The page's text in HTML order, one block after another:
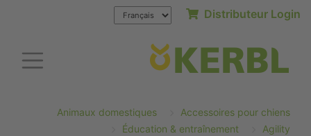
Distributeur Login
Animaux domestiques
Accessoires pour chiens
Éducation & entraînement
Agility